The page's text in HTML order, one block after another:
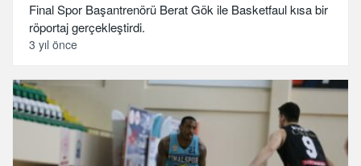
Final Spor Başantrenörü Berat Gök ile Basketfaul kısa bir
röportaj gerçekleştirdi.
3 yıl önce